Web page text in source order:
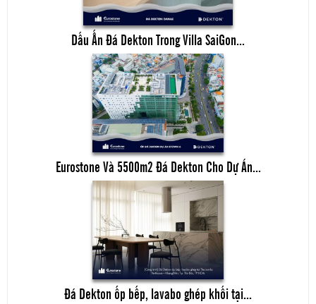
Dấu Ấn Đá Dekton Trong Villa SaiGon...
Eurostone Và 5500m2 Đá Dekton Cho Dự Án...
Đá Dekton ốp bếp, lavabo ghép khối tại...